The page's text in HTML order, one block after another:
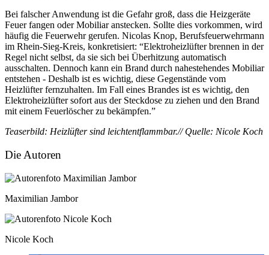
Bei falscher Anwendung ist die Gefahr groß, dass die Heizgeräte
Feuer fangen oder Mobiliar anstecken. Sollte dies vorkommen, wird
häufig die Feuerwehr gerufen. Nicolas Knop, Berufsfeuerwehrmann
im Rhein-Sieg-Kreis, konkretisiert: “Elektroheizlüfter brennen in der
Regel nicht selbst, da sie sich bei Überhitzung automatisch
ausschalten. Dennoch kann ein Brand durch nahestehendes Mobiliar
entstehen - Deshalb ist es wichtig, diese Gegenstände vom
Heizlüfter fernzuhalten. Im Fall eines Brandes ist es wichtig, den
Elektroheizlüfter sofort aus der Steckdose zu ziehen und den Brand
mit einem Feuerlöscher zu bekämpfen.”
Teaserbild: Heizlüfter sind leichtentflammbar.// Quelle: Nicole Koch
Die Autoren
Maximilian Jambor
Nicole Koch